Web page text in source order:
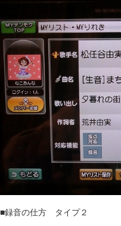
■録音の仕方 タイプ２